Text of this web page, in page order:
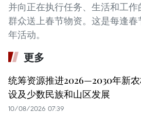
并向正在执行任务、生活和工
群众送上春节物资。这是每逢
年活动。
更多
统筹资源推进2026—2030年新
设及少数民族和山区发展
10/08/2026 07:39